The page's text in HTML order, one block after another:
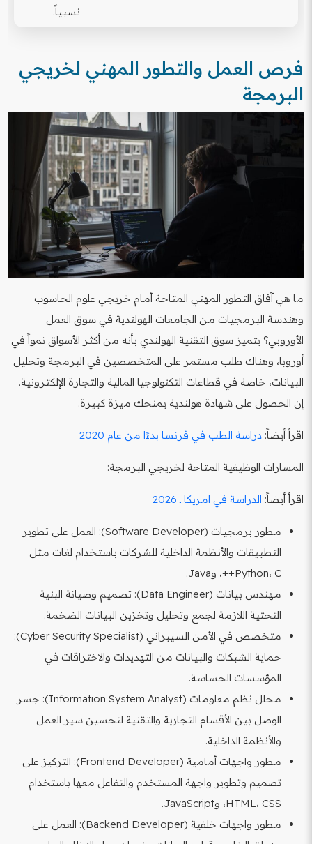
نسبياً.
فرص العمل والتطور المهني لخريجي
البرمجة
ما هي آفاق التطور المهني المتاحة أمام خريجي علوم الحاسوب
وهندسة البرمجيات من الجامعات الهولندية في سوق العمل
الأوروبي؟ يتميز سوق التقنية الهولندي بأنه من أكثر الأسواق نمواً في
أوروبا، وهناك طلب مستمر على المتخصصين في البرمجة وتحليل
البيانات، خاصة في قطاعات التكنولوجيا المالية والتجارة الإلكترونية.
إن الحصول على شهادة هولندية يمنحك ميزة كبيرة.
اقرأ أيضاً: دراسة الطب في فرنسا بدءًا من عام 2020
المسارات الوظيفية المتاحة لخريجي البرمجة:
اقرأ أيضاً: الدراسة في امريكا ـ 2026
مطور برمجيات (Software Developer): العمل على تطوير
التطبيقات والأنظمة الداخلية للشركات باستخدام لغات مثل
Python، C++، وJava.
مهندس بيانات (Data Engineer): تصميم وصيانة البنية
التحتية اللازمة لجمع وتحليل وتخزين البيانات الضخمة.
متخصص في الأمن السيبراني (Cyber Security Specialist):
حماية الشبكات والبيانات من التهديدات والاختراقات في
المؤسسات الحساسة.
محلل نظم معلومات (Information System Analyst): جسر
الوصل بين الأقسام التجارية والتقنية لتحسين سير العمل
والأنظمة الداخلية.
مطور واجهات أمامية (Frontend Developer): التركيز على
تصميم وتطوير واجهة المستخدم والتفاعل معها باستخدام
HTML، CSS، وJavaScript.
مطور واجهات خلفية (Backend Developer): العمل على